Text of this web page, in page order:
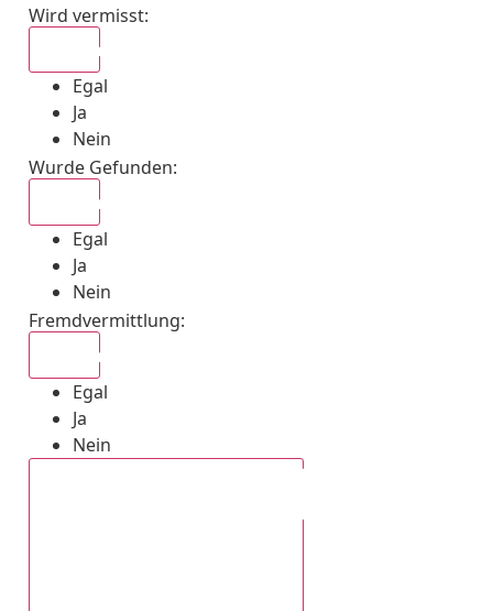
Wird vermisst:
Egal
Ja
Nein
Wurde Gefunden:
Egal
Ja
Nein
Fremdvermittlung:
Egal
Ja
Nein